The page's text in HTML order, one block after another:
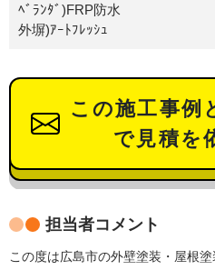
ﾍﾞﾗﾝﾀﾞ)FRP防水
外塀)ｱｰﾄﾌﾚｯｼｭ
この施工事例
で見積を
担当者コメント
この度は広島市の外壁塗装・屋根